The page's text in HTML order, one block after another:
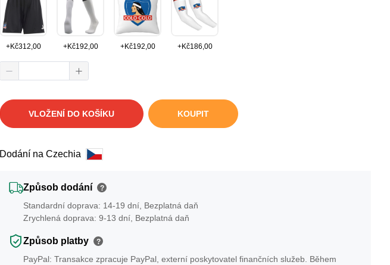
+Kč312,00 +Kč192,00 +Kč192,00 +Kč186,00
VLOŽENÍ DO KOŠÍKU KOUPIT
Dodání na Czechia
Způsob dodání ?
Standardní doprava: 14-19 dní, Bezplatná daň
Zrychlená doprava: 9-13 dní, Bezplatná daň
Způsob platby ?
PayPal: Transakce zpracuje PayPal, externí poskytovatel finančních služeb. Během